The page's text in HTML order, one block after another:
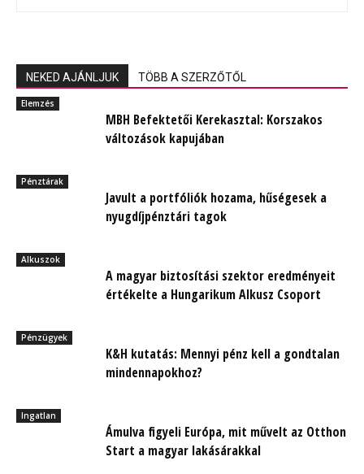
NEKED AJÁNLJUK TÖBB A SZERZŐTŐL
Elemzés
MBH Befektetői Kerekasztal: Korszakos
változások kapujában
Pénztárak
Javult a portfóliók hozama, hűségesek a
nyugdíjpénztári tagok
Alkuszok
A magyar biztosítási szektor eredményeit
értékelte a Hungarikum Alkusz Csoport
Pénzügyek
K&H kutatás: Mennyi pénz kell a gondtalan
mindennapokhoz?
Ingatlan
Ámulva figyeli Európa, mit művelt az Otthon
Start a magyar lakásárakkal